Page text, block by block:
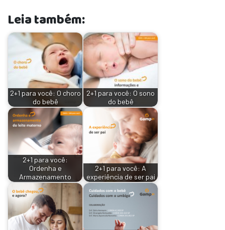
Leia também:
2+1 para você: O choro
do bebê
2+1 para você: O sono
do bebê
2+1 para você:
Ordenha e
Armazenamento
2+1 para você: A
experiência de ser pai